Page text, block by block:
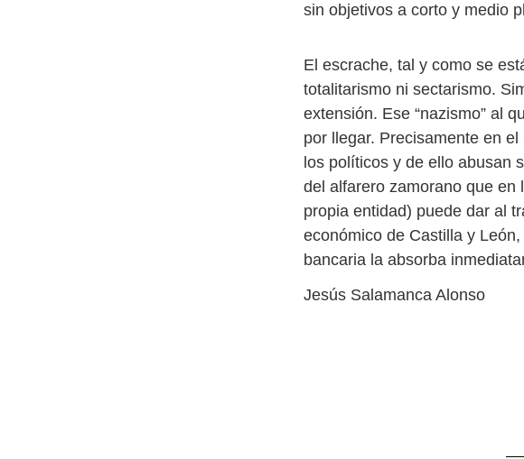
sin objetivos a corto y medio
El escrache, tal y como se
totalitarismo ni sectarismo.
extensión. Ese “nazismo” al
por llegar. Precisamente en
los políticos y de ello abusan
del alfarero zamorano que en
propia entidad) puede dar al
económico de Castilla y
bancaria la absorba
Jesús Salamanca Alonso